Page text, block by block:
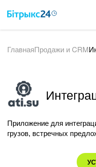
ВОЗМОЖНОСТИ
ИНТЕГРАЦИИ
ПОЛЕЗНОЕ
ГлавнаяПродажи и CRM
Приложение для
грузов, встречных